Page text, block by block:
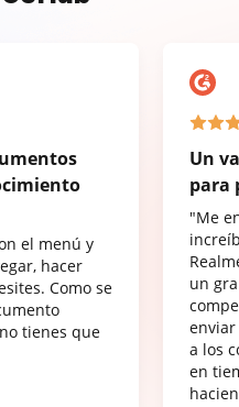
el menú y
hacer
Como se
tienes que
Un
para
"Me
un
a los
en